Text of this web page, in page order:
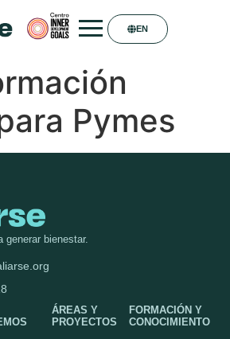
EN
Pymes
generar bienestar.
ÁREAS Y
PROYECTOS
FORMACIÓN Y
CONOCIMIENTO